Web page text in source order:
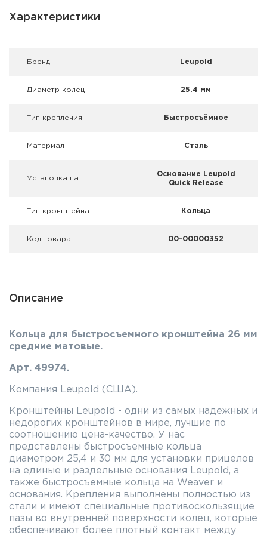
Оружейные шкафы и сейфы
Чехлы и кейсы
Релоадинг
Характеристики
Брeнд Leupold
Диаметр колец 25.4 мм
Тип крепления Быстросъёмное
Материал Сталь
Установка на
Основание Leupold
Quick Release
Тип кронштейна Кольца
Код товара 00-00000352
Описание
Кольца для быстросъемного кронштейна 26 мм
средние матовые.
Арт. 49974.
Компания Leupold (США).
Кронштейны Leupold - одни из самых надежных и
недорогих кронштейнов в мире, лучшие по
соотношению цена-качество. У нас
представлены быстросъемные кольца
диаметром 25,4 и 30 мм для установки прицелов
на единые и раздельные основания Leupold, а
также быстросъемные кольца на Weaver и
основания. Крепления выполнены полностью из
стали и имеют специальные противоскользящие
пазы во внутренней поверхности колец, которые
обеспечивают более плотный контакт между